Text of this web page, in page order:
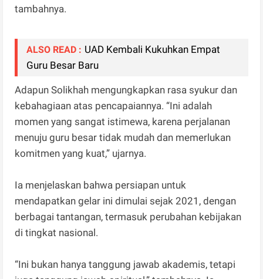
tambahnya.
ALSO READ : UAD Kembali Kukuhkan Empat
Guru Besar Baru
Adapun Solikhah mengungkapkan rasa syukur dan
kebahagiaan atas pencapaiannya. “Ini adalah
momen yang sangat istimewa, karena perjalanan
menuju guru besar tidak mudah dan memerlukan
komitmen yang kuat,” ujarnya.
Ia menjelaskan bahwa persiapan untuk
mendapatkan gelar ini dimulai sejak 2021, dengan
berbagai tantangan, termasuk perubahan kebijakan
di tingkat nasional.
“Ini bukan hanya tanggung jawab akademis, tetapi